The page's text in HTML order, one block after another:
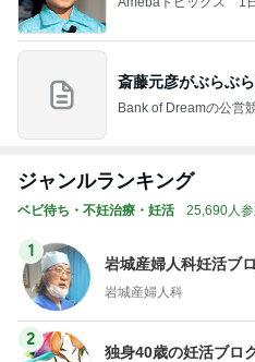
斎藤元彦がぶらぶ
Bank of Dreamの公営
ジャンルランキング
ベビ待ち・不妊治療・妊活 25,690人
1
岩城産婦人科妊活ブ
岩城産婦人科
2
独身40歳の妊活ブロ